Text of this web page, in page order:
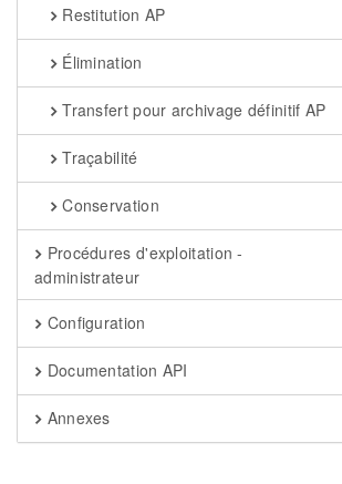
Restitution AP
Élimination
Transfert pour archivage définitif AP
Traçabilité
Conservation
Procédures d'exploitation -
administrateur
Configuration
Documentation API
Annexes